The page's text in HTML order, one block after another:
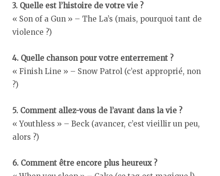
3. Quelle est l’histoire de votre vie ?
« Son of a Gun » – The La’s (mais, pourquoi tant de
violence ?)
4. Quelle chanson pour votre enterrement ?
« Finish Line » – Snow Patrol (c’est approprié, non
?)
5. Comment allez-vous de l’avant dans la vie ?
« Youthless » – Beck (avancer, c’est vieillir un peu,
alors ?)
6. Comment être encore plus heureux ?